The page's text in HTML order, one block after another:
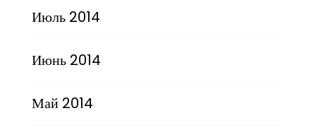
Июль 2014
Июнь 2014
Май 2014